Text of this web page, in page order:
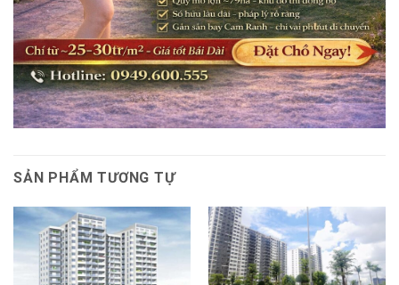
SẢN PHẨM TƯƠNG TỰ